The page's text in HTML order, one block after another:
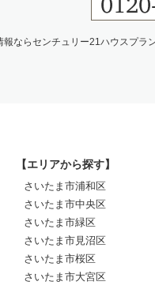
ならセンチュリー21ハウスプラ
【エリアから探す】
さいたま市浦和区
さいたま市中央区
さいたま市緑区
さいたま市見沼区
さいたま市桜区
さいたま市大宮区